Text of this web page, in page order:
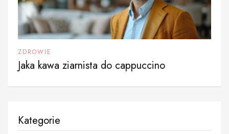
ZDROWIE
Jaka kawa ziarnista do cappuccino
Kategorie